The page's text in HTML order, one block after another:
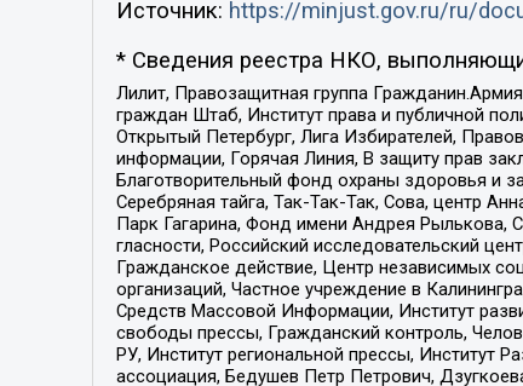
Источник: https://minjust.gov.ru/ru/
* Сведения реестра НКО,
Лилит, Правозащитная группа
граждан Штаб, Институт права и публичной
Открытый Петербург, Лига Избирателей,
информации, Горячая Линия, В защиту прав
Благотворительный фонд охраны здоровья и
Серебряная тайга, Так-Так-Так, Сова, центр
Парк Гагарина, Фонд имени Андрея Рылькова,
гласности, Российский исследовательский
Гражданское действие, Центр независимых
организаций, Частное учреждение в
Средств Массовой Информации, Институт
свободы прессы, Гражданский контроль,
РУ, Институт региональной прессы, Институт
ассоциация, Бедушев Петр Петрович,